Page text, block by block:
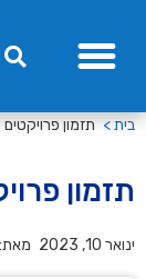
בית > תזמון
תזמון
ינואר 10, 2023 מאת: